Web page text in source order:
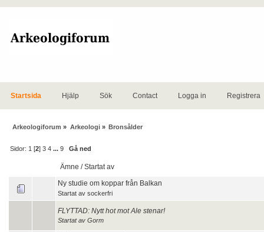
Startsida Hjälp Sök Contact Logga in Registrera
Arkeologiforum » Arkeologi» Bronsålder
Sidor: 1 [2]3 4 ...9 Gå ned
Ämne /Startat av
Ny studie om koppar från Balkan
Startat av sockerfri
FLYTTAD: Nytt hot mot Ale stenar!
Startat av Gorm